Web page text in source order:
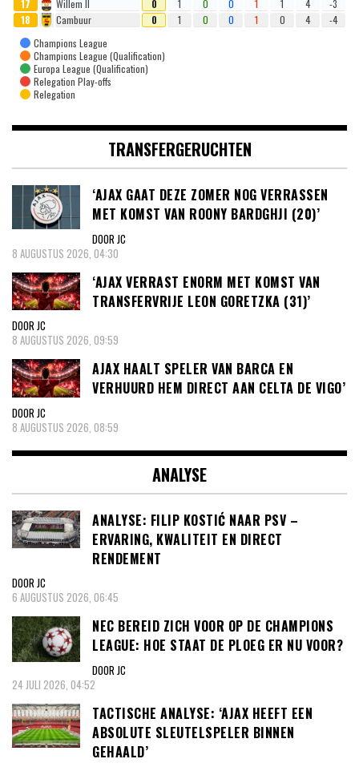
17 Willem II 0 1 0 0 1 1 4
-3
18
Cambuur 0 1 0 0 1 0 4
-4
Champions League
Champions League (Qualification)
Europa League (Qualification)
Relegation Play-offs
Relegation
TRANSFERGERUCHTEN
‘AJAX GAAT DEZE ZOMER NOG VERRASSEN
MET KOMST VAN ROONY BARDGHJI (20)’
DOOR JC
8 AUGUSTUS 2026, 04:30
‘AJAX VERRAST ENORM MET KOMST VAN
TRANSFERVRIJE LEON GORETZKA (31)’
DOOR JC
8 AUGUSTUS 2026, 09:59
AJAX HAALT SPELER VAN BARCA EN
VERHUURD HEM DIRECT AAN CELTA DE VIGO’
DOOR JC
8 AUGUSTUS 2026, 08:59
ANALYSE
ANALYSE: FILIP KOSTIĆ NAAR PSV –
ERVARING, KWALITEIT EN DIRECT
RENDEMENT
DOOR JC
6 AUGUSTUS 2026, 06:45
NEC BEREID ZICH VOOR OP DE CHAMPIONS
LEAGUE: HOE STAAT DE PLOEG ER NU VOOR?
DOOR JC
24 JULI 2026, 04:52
TACTISCHE ANALYSE: ‘AJAX HEEFT EEN
ABSOLUTE SLEUTELSPELER BINNEN
GEHAALD’